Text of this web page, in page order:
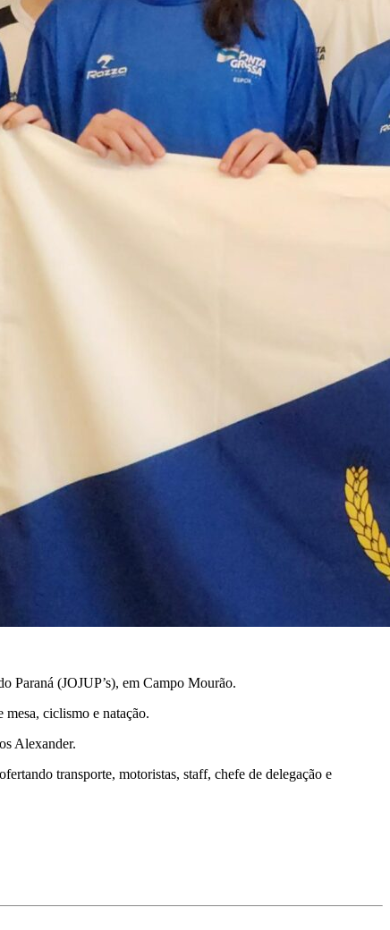
Paraná (JOJUP’s), em Campo Mourão.
ciclismo e natação.
Alexander.
transporte, motoristas, staff, chefe de delegação e